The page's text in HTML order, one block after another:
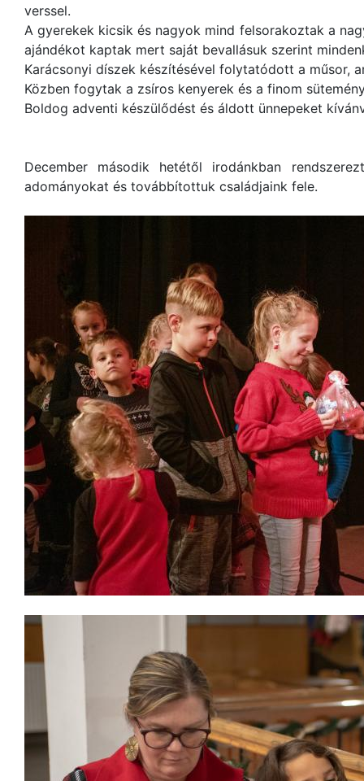
verssel.
A gyerekek kicsik és nagyok mind felsorakoztak a
ajándékot kaptak mert saját bevallásuk szerint
Karácsonyi díszek készítésével folytatódott a műsor,
Közben fogytak a zsíros kenyerek és a finom
Boldog adventi készülődést és áldott ünnepeket
December második hetétől irodánkban
adományokat és továbbítottuk családjaink fele.